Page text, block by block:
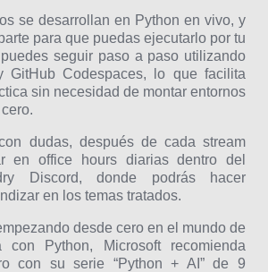
se desarrollan en Python en vivo, y
para que puedas ejecutarlo por tu
seguir paso a paso utilizando
GitHub Codespaces, lo que facilita
sin necesidad de montar entornos
dudas, después de cada stream
en office hours diarias dentro del
Discord, donde podrás hacer
en los temas tratados.
desde cero en el mundo de
con Python, Microsoft recomienda
con su serie “Python + AI” de 9